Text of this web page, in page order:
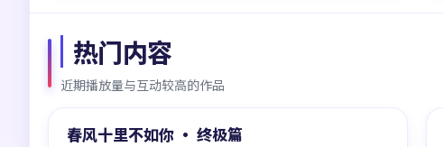
热门内容
近期播放量与互动较高的作品
热门
春风十里不如你 · 终极篇